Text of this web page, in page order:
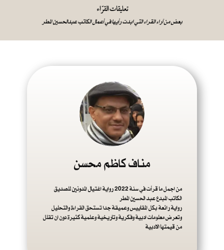
تعليقات القرّاء
بعض من آراء القراء التي ابدت رأيها في أعمال الكاتب عبدالحسين المطر
مناف كاظم محسن
من اجمل ما قرأت في سنة 2022 رواية اغتيال المدونين للصديق
الكاتب المبدع عبد الحسين المطر
رواية رائعة بكل المقاييس وعميقة جدا تستحق القراءة والتحليل
وتعرض معلومات ادبية وفكرية وتاريخية وعلمية كثيرة دون ان تقلل
من قيمتها الادبية